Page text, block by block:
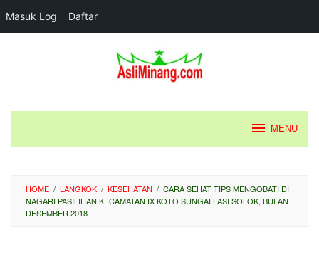
Masuk Log Daftar
MENU
HOME / LANGKOK / KESEHATAN / CARA SEHAT TIPS MENGOBATI DI
NAGARI PASILIHAN KECAMATAN IX KOTO SUNGAI LASI SOLOK, BULAN
DESEMBER 2018